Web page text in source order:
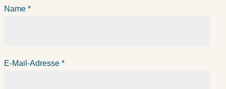
Name *
E-Mail-Adresse *